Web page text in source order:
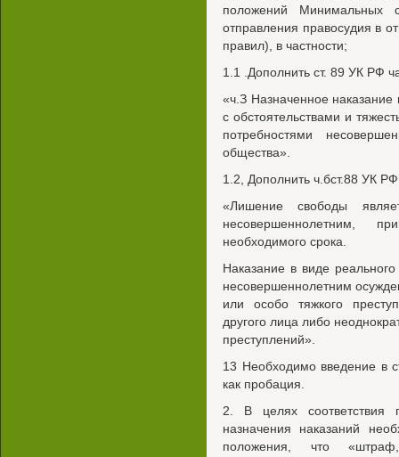
положений Минимальных
отправления правосудия в
правил), в частности;
1.1 .Дополнить ст. 89 УК РФ
«ч.З Назначенное
с обстоятельствами и
потребностями
общества».
1.2, Дополнить ч.бст.88 УК
«Лишение свободы
несовершеннолетним,
необходимого срока.
Наказание в виде
несовершеннолетним
или особо тяжкого
другого лица либо
преступлений».
13 Необходимо введение в
как пробация.
2. В целях соответствия
назначения наказаний
положения, что «штраф,